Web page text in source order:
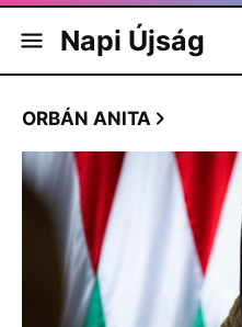
Napi Újság
ORBÁN ANITA